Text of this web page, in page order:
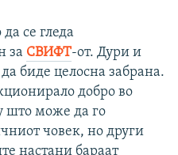
се гледа
за СВИФТ-от. Дури и
биде целосна забрана.
добро во
што може да го
човек, но други
настани бараат